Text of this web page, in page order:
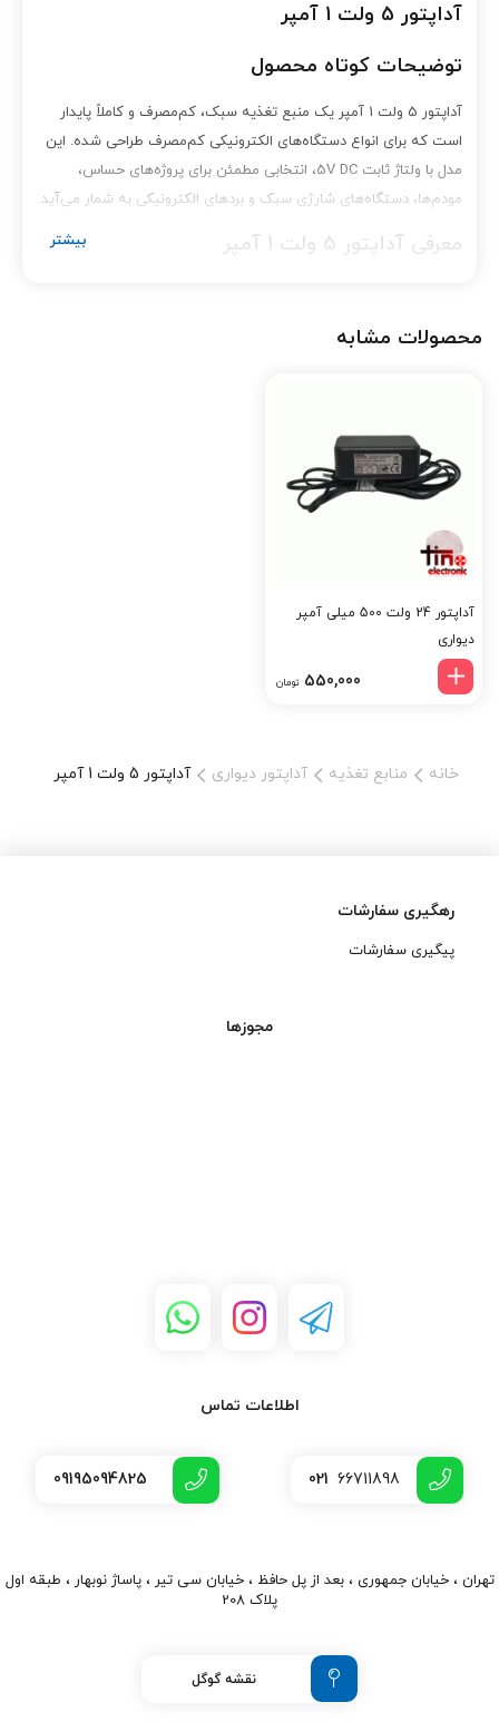
آداپتور 5 ولت 1 آمپر
توضیحات کوتاه محصول
آداپتور 5 ولت 1 آمپر یک منبع تغذیه سبک، کم‌مصرف و کاملاً پایدار
است که برای انواع دستگاه‌های الکترونیکی کم‌مصرف طراحی شده. این
مدل با ولتاژ ثابت 5V DC، انتخابی مطمئن برای پروژه‌های حساس،
مودم‌ها، دستگاه‌های شارژی سبک و بردهای الکترونیکی به شمار می‌آید.
معرفی آداپتور 5 ولت 1 آمپر
تبدیل می‌کند. طراحی جمع‌وجور، مصرف انرژی پایین و محافظت‌های
کاربردها
این آداپتور 5 ولت 1 آمپر مناسب دستگاه‌هایی است که به ولتاژ ثابت و
کم‌مصرف نیاز دارند. خروجی پایدار آن، عملکرد تجهیزات را در شرایط
طولانی‌مدت تضمین می‌کند.
بردهای الکترونیکی مانند Arduino و ESP
پروژه‌های DIY و آزمایشگاهی
محصولات مشابه
آداپتور 24 ولت 500 میلی آمپر
دیواری
550,000 تومان
خانه منابع تغذیه آداپتور دیواری آداپتور 5 ولت 1 آمپر
رهگیری سفارشات
پیگیری سفارشات
مجوزها
اطلاعات تماس
021 66711898
09195094825
تهران ، خیابان جمهوری ، بعد از پل حافظ ، خیابان سی تیر ، پاساژ نوبهار ، طبقه اول
پلاک 208
نقشه گوگل